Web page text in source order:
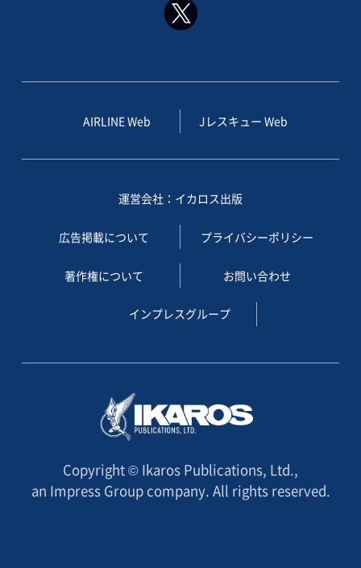
AIRLINE Web Jレスキュー Web
運営会社：イカロス出版
広告掲載について プライバシーポリシー
著作権について お問い合わせ
インプレスグループ
Copyright © Ikaros Publications, Ltd.,
an Impress Group company. All rights reserved.